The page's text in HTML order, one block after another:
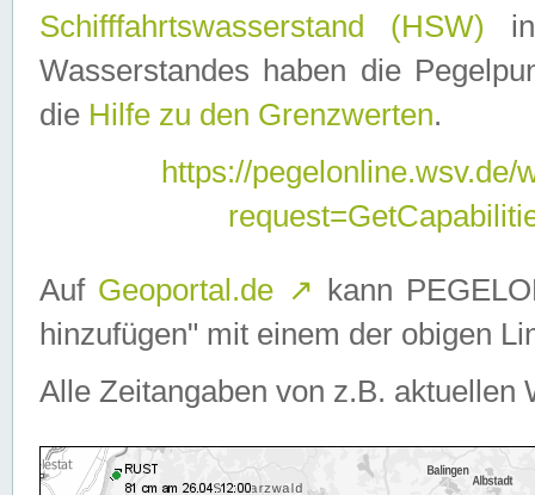
Schifffahrtswasserstand (HSW)
Wasserstandes haben die
die Hilfe zu den Grenzwerten.
https://
Auf Geoportal.de ↗ kann
hinzufügen" mit einem der obigen
Alle Zeitangaben von z.B. aktuellen